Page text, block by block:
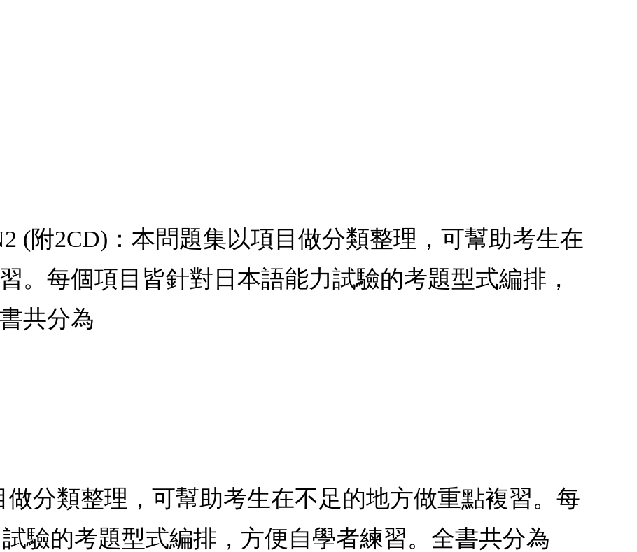
(附2CD)：本問題集以項目做分類整理，可幫助考生在
。每個項目皆針對日本語能力試驗的考題型式編排，
共分為
分類整理，可幫助考生在不足的地方做重點複習。每
驗的考題型式編排，方便自學者練習。全書共分為